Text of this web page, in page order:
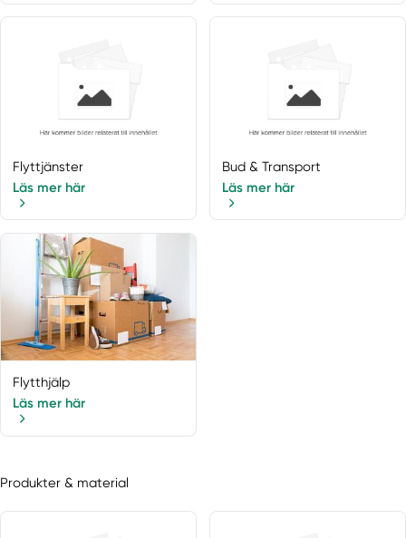
Flyttjänster
Läs mer här
Bud & Transport
Läs mer här
Flytthjälp
Läs mer här
Produkter & material